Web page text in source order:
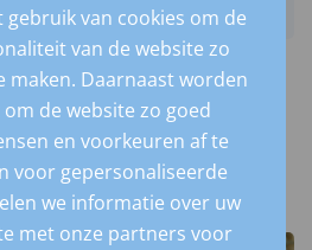
CURSUSSEN
gebruik van cookies om de
van de website zo
maken. Daarnaast worden
de website zo goed
en voorkeuren af te
voor gepersonaliseerde
we informatie over uw
met onze partners voor